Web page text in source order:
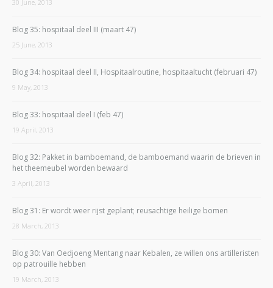
30 June, 2013
Blog 35: hospitaal deel III (maart 47)
25 June, 2013
Blog 34: hospitaal deel II, Hospitaalroutine, hospitaaltucht (februari 47)
9 May, 2013
Blog 33: hospitaal deel I (feb 47)
19 April, 2013
Blog 32: Pakket in bamboemand, de bamboemand waarin de brieven in
het theemeubel worden bewaard
3 April, 2013
Blog 31: Er wordt weer rijst geplant; reusachtige heilige bomen
28 March, 2013
Blog 30: Van Oedjoeng Mentang naar Kebalen, ze willen ons artilleristen
op patrouille hebben
19 March, 2013